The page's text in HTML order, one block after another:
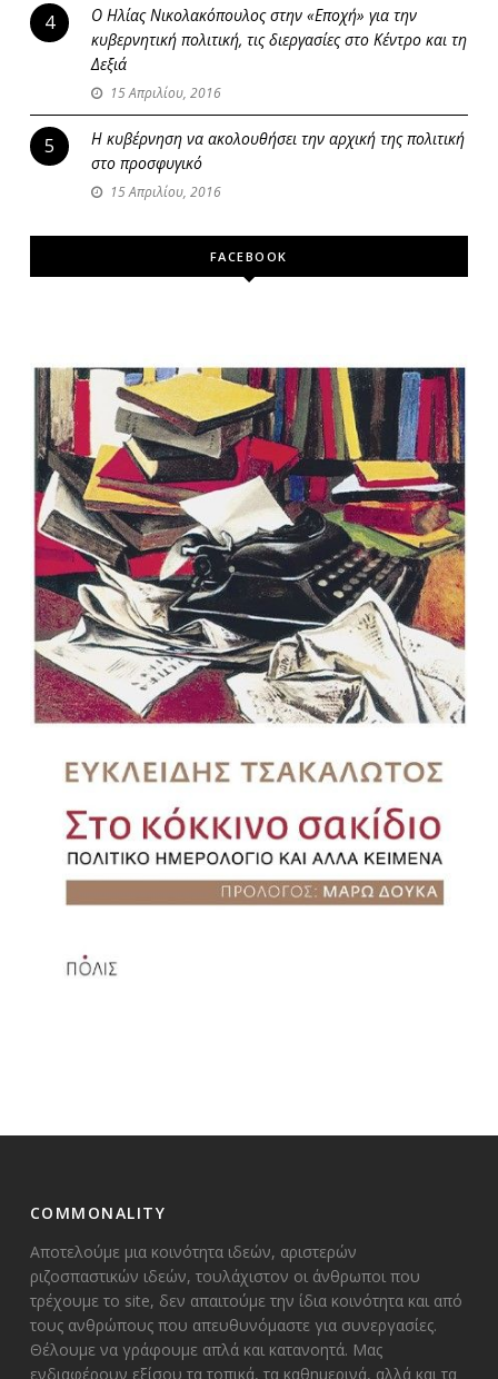
4
Ο Ηλίας Νικολακόπουλος στην «Εποχή» για την
κυβερνητική πολιτική, τις διεργασίες στο Κέντρο και τη
Δεξιά
15 Απριλίου, 2016
5
Η κυβέρνηση να ακολουθήσει την αρχική της πολιτική
στο προσφυγικό
15 Απριλίου, 2016
FACEBOOK
COMMONALITY
Αποτελούμε μια κοινότητα ιδεών, αριστερών
ριζοσπαστικών ιδεών, τουλάχιστον οι άνθρωποι που
τρέχουμε το site, δεν απαιτούμε την ίδια κοινότητα και από
τους ανθρώπους που απευθυνόμαστε για συνεργασίες.
Θέλουμε να γράφουμε απλά και κατανοητά. Μας
ενδιαφέρουν εξίσου τα τοπικά, τα καθημερινά, αλλά και τα